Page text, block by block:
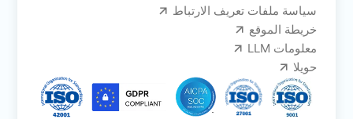
سياسة ملفات تعريف الارتباط
خريطة الموقع
معلومات LLM
حويلا